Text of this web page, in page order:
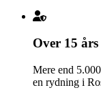
Over 15
Mere end
en rydning i